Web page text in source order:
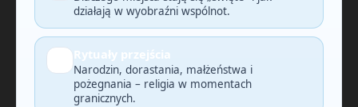
działają w wyobraźni wspólnot.
Rytuały przejścia
Narodzin, dorastania, małżeństwa i
pożegnania – religia w momentach
granicznych.